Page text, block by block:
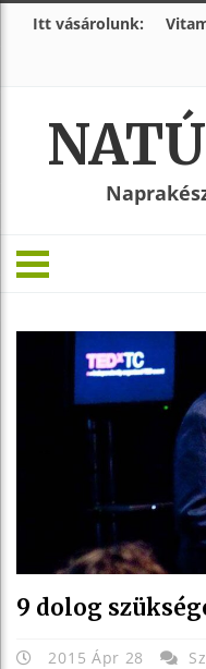
Itt vásárolunk:
9 dolog
2015 Ápr 28